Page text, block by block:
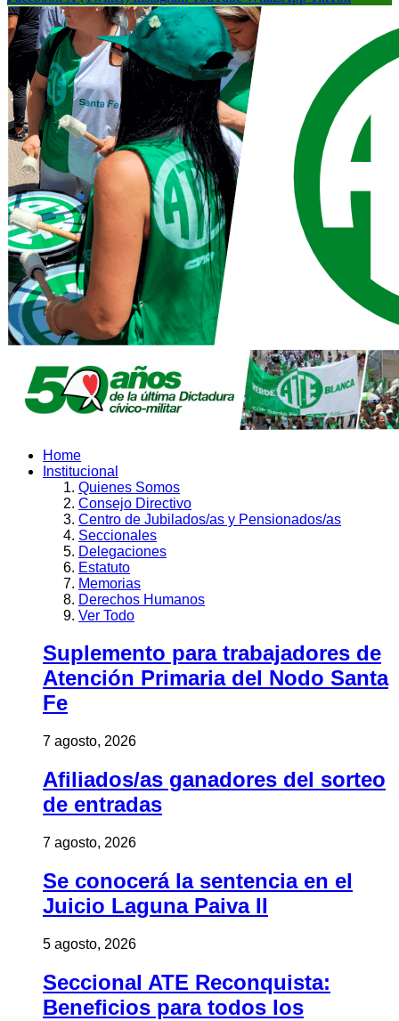
Home
Institucional
Quienes Somos
Consejo Directivo
Centro de Jubilados/as y Pensionados/as
Seccionales
Delegaciones
Estatuto
Memorias
Derechos Humanos
Ver Todo
Suplemento para trabajadores de
Atención Primaria del Nodo Santa
Fe
7 agosto, 2026
Afiliados/as ganadores del sorteo
de entradas
7 agosto, 2026
Se conocerá la sentencia en el
Juicio Laguna Paiva II
5 agosto, 2026
Seccional ATE Reconquista:
Beneficios para todos los